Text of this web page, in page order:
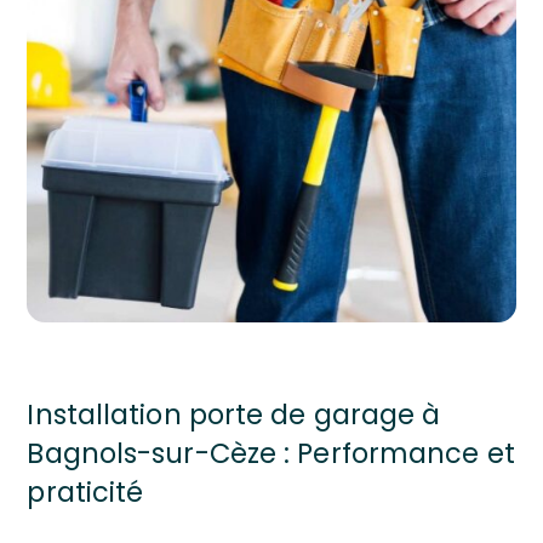
Installation porte de garage à
Bagnols-sur-Cèze : Performance et
praticité